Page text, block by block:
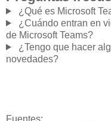
¿Qué es Microsoft
¿Cuándo entran en
de Microsoft Teams?
¿Tengo que hacer
novedades?
Fuentes: